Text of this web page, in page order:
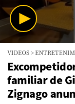
seconds
minutes,
seconds
VIDEOS >
familiar de
Zignago